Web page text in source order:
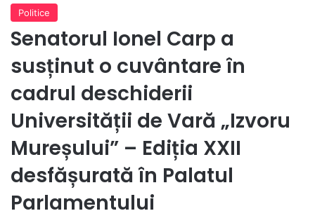
Politice
Senatorul Ionel Carp a
susținut o cuvântare în
cadrul deschiderii
Universității de Vară „Izvoru
Mureșului” – Ediția XXII
desfășurată în Palatul
Parlamentului